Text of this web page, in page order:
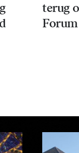
terug
Forum